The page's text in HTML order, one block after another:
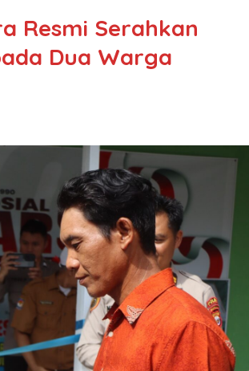
Resmi Serahkan
Dua Warga